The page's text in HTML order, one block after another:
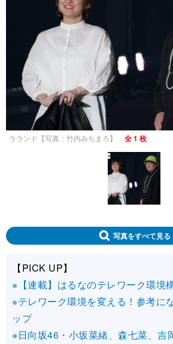
ラランド【写真：竹内みちまろ】 全 1 枚
写真をすべて見る
【PICK UP】
※【連載】はるなのテレワーク環境
※テレワーク環境を変える！参考に
ップ
※日向坂46・小坂菜緒、森七菜、